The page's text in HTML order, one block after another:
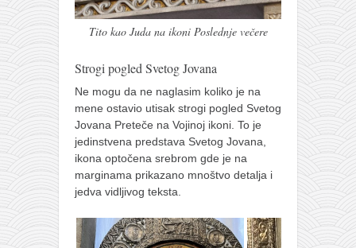
Tito kao Juda na ikoni Poslednje večere
Strogi pogled Svetog Jovana
Ne mogu da ne naglasim koliko je na
mene ostavio utisak strogi pogled Svetog
Jovana Preteče na Vojinoj ikoni. To je
jedinstvena predstava Svetog Jovana,
ikona optočena srebrom gde je na
marginama prikazano mnoštvo detalja i
jedva vidljivog teksta.